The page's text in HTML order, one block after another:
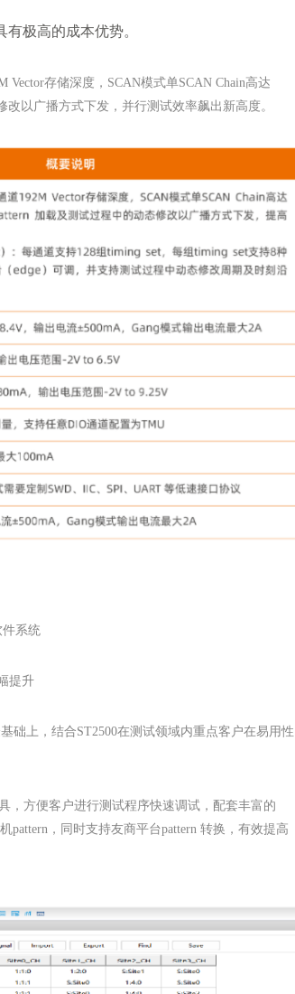
有极高的成本优势。
Vector存储深度，SCAN模式单SCAN Chain高达
以广播方式下发，并行测试效率飙出新高度。
系统
提升
础上，结合ST2500在测试领域内重点客户在易用性
，方便客户进行测试程序快速调试，配套丰富的
pattern，同时支持友商平台pattern 转换，有效提高